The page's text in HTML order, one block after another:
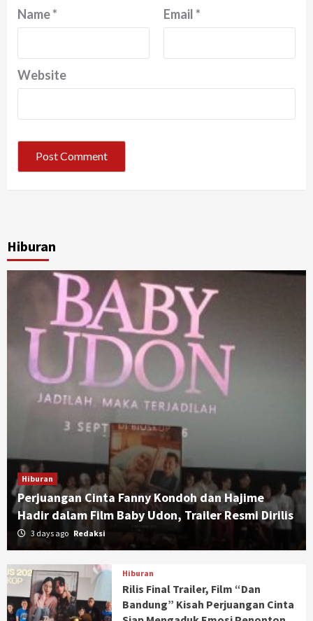
Name* Email*
Website
Hiburan
Hiburan
Perjuangan Cinta Fanny Kondoh dan Hajime
Hadir dalam Film Baby Udon, Trailer Resmi Dirilis
3 days ago Redaksi
Hiburan
Rilis Final Trailer, Film “Dan
Bandung” Kisah Perjuangan Cinta